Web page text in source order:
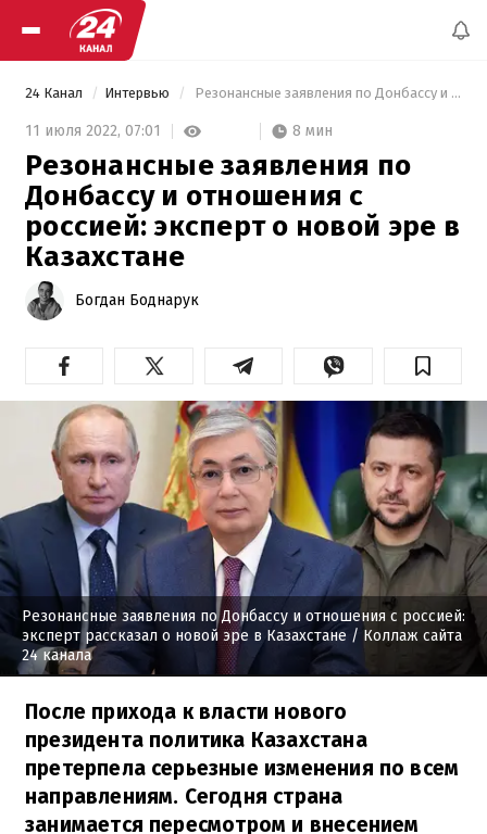
24 Канал Интервью Резонансные заявления по Донбассу и отношения с россией: эксперт о новой эре в Казахстане
11 июля 2022, 07:01 8 мин
Резонансные заявления по
Донбассу и отношения с
россией: эксперт о новой эре в
Казахстане
Богдан Боднарук
Резонансные заявления по Донбассу и отношения с россией:
эксперт рассказал о новой эре в Казахстане / Коллаж сайта
24 канала
После прихода к власти нового
президента политика Казахстана
претерпела серьезные изменения по всем
направлениям. Сегодня страна
занимается пересмотром и внесением